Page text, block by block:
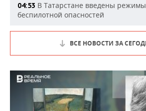
04:53 В Татарстане введены
беспилотной опасностей
ВСЕ НОВОСТИ ЗА